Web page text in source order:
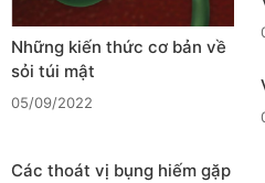
Những kiến thức cơ bản về
sỏi túi mật
05/09/2022
Các thoát vị bụng hiếm gặp